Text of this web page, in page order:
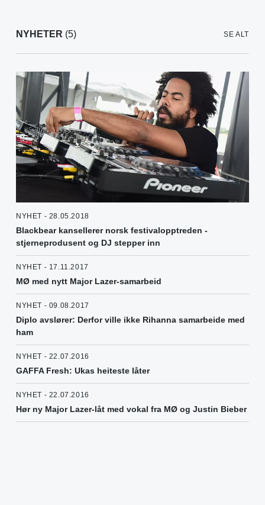
NYHETER (5) SE ALT
NYHET - 28.05.2018
Blackbear kansellerer norsk festivalopptreden -
stjerneprodusent og DJ stepper inn
NYHET - 17.11.2017
MØ med nytt Major Lazer-samarbeid
NYHET - 09.08.2017
Diplo avslører: Derfor ville ikke Rihanna samarbeide med
ham
NYHET - 22.07.2016
GAFFA Fresh: Ukas heiteste låter
NYHET - 22.07.2016
Hør ny Major Lazer-låt med vokal fra MØ og Justin Bieber